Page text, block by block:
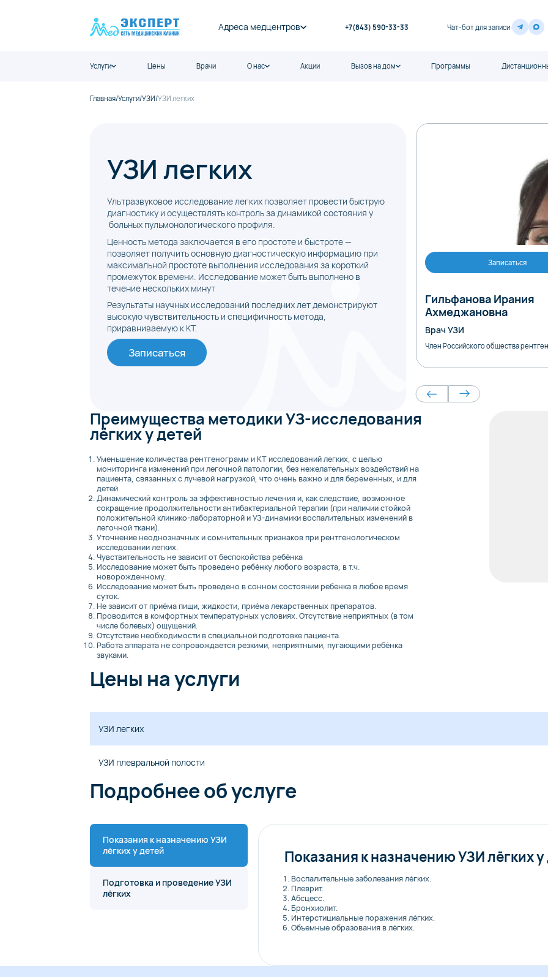
Адреса медцентров +7(843) 590-33-33 Чат-бот для записи:
Услуги Цены Врачи О нас Акции Вызов на дом Программы
Главная/Услуги/УЗИ/УЗИ легких
УЗИ легких
Ультразвуковое исследование легких позволяет провести быструю
диагностику и осуществлять контроль за динамикой состояния у
больных пульмонологического профиля.
Ценность метода заключается в его простоте и быстроте —
позволяет получить основную диагностическую информацию при
максимальной простоте выполнения исследования за короткий
промежуток времени. Исследование может быть выполнено в
течение нескольких минут
Результаты научных исследований последних лет демонстрируют
высокую чувствительность и специфичность метода,
приравниваемую к КТ.
Записаться
Записаться
Гильфанова Ирания
Ахмеджановна
Врач УЗИ
Член Российского общества
Преимущества методики УЗ-исследования
лёгких у детей
Уменьшение количества рентгенограмм и КТ исследований легких, с целью
мониторинга изменений при легочной патологии, без нежелательных воздействий на
пациента, связанных с лучевой нагрузкой, что очень важно и для беременных, и для
детей.
Динамический контроль за эффективностью лечения и, как следствие, возможное
сокращение продолжительности антибактериальной терапии (при наличии стойкой
положительной клинико-лабораторной и УЗ-динамики воспалительных изменений в
легочной ткани).
Уточнение неоднозначных и сомнительных признаков при рентгенологическом
исследовании легких.
Чувствительность не зависит от беспокойства ребёнка
Исследование может быть проведено ребёнку любого возраста, в т.ч.
новорожденному.
Исследование может быть проведено в сонном состоянии ребёнка в любое время
суток.
Не зависит от приёма пищи, жидкости, приёма лекарственных препаратов.
Проводится в комфортных температурных условиях. Отсутствие неприятных (в том
числе болевых) ощущений.
Отсутствие необходимости в специальной подготовке пациента.
Работа аппарата не сопровождается резкими, неприятными, пугающими ребёнка
звуками.
Цены на услуги
УЗИ легких
УЗИ плевральной полости
Подробнее об услуге
Показания к назначению УЗИ
лёгких у детей
Подготовка и проведение УЗИ
лёгких
Показания к назначению УЗИ лёгких у
Воспалительные заболевания лёгких.
Плеврит.
Абсцесс.
Бронхиолит.
Интерстициальные поражения лёгких.
Объемные образования в лёгких.